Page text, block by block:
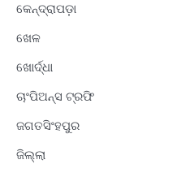
କେନ୍ଦ୍ରାପଡ଼ା
ଖେଳ
ଖୋର୍ଦ୍ଧା
ଚାଂପିଅନ୍ସ ଟ୍ରଫି
ଜଗତସିଂହପୁର
ଜିଲ୍ଲା